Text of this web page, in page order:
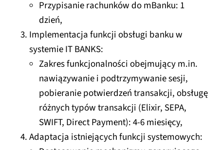
Przypisanie rachunków do mBanku: 1
dzień,
Implementacja funkcji obsługi banku w
systemie IT BANKS:
Zakres funkcjonalności obejmujący m.in.
nawiązywanie i podtrzymywanie sesji,
pobieranie potwierdzeń transakcji, obsługę
różnych typów transakcji (Elixir, SEPA,
SWIFT, Direct Payment): 4-6 miesięcy,
Adaptacja istniejących funkcji systemowych: